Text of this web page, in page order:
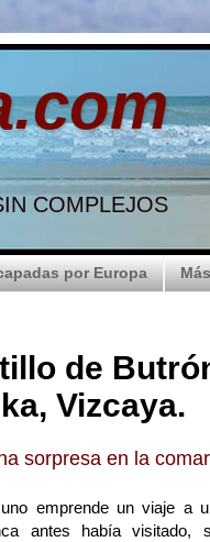
COMPLEJOS
por Europa
de
Vizcaya.
sorpresa en la
emprende un viaje a
antes había visitado,